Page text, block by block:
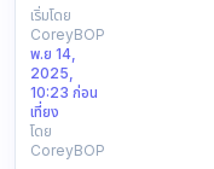
session
figured
why
not
kind
of
random,
เริ่มโดย
CoreyBOP
พ.ย 14,
2025,
10:23 ก่อน
เที่ยง
โดย
CoreyBOP